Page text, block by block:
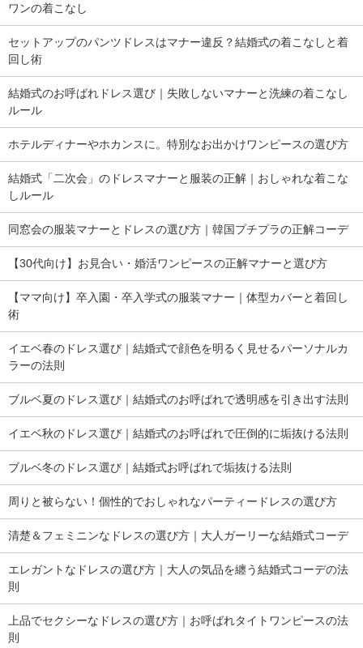
ワンの着こなし
セットアップのパンツドレスはマナー違反？結婚式の着こなしと着
回し術
結婚式のお呼ばれドレス選び｜失敗しないマナーと洗練の着こなし
ルール
ホテルディナーやホカンスに。特別なお出かけワンピースの選び方
結婚式「二次会」のドレスマナーと服装の正解｜おしゃれな着こな
しルール
同窓会の服装マナーとドレスの選び方｜韓国プチプラの正解コーデ
【30代向け】お見合い・婚活ワンピースの正解マナーと選び方
【ママ向け】卒入園・卒入学式の服装マナー｜体型カバーと着回し
術
イエベ春のドレス選び｜結婚式で顔色を明るく見せるパーソナルカ
ラーの法則
ブルベ夏のドレス選び｜結婚式のお呼ばれで透明感を引き出す法則
イエベ秋のドレス選び｜結婚式のお呼ばれで圧倒的に垢抜ける法則
ブルベ冬のドレス選び｜結婚式お呼ばれで垢抜ける法則
周りと被らない！個性的でおしゃれなパーティードレスの選び方
清楚＆フェミニンなドレスの選び方｜大人ガーリーな結婚式コーデ
エレガントなドレスの選び方｜大人の気品を纏う結婚式コーデの法
則
上品でセクシーなドレスの選び方｜お呼ばれタイトワンピースの法
則